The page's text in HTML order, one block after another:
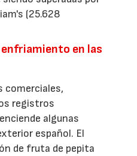
(25.628
en las
comerciales,
registros
algunas
español. El
de fruta de pepita